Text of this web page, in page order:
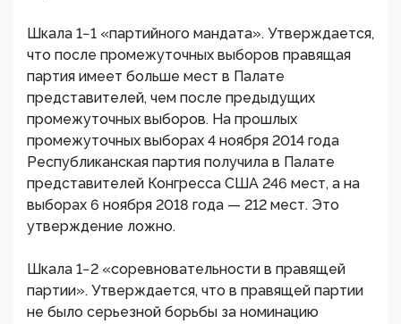
Шкала 1−1 «партийного мандата». Утверждается,
что после промежуточных выборов правящая
партия имеет больше мест в Палате
представителей, чем после предыдущих
промежуточных выборов. На прошлых
промежуточных выборах 4 ноября 2014 года
Республиканская партия получила в Палате
представителей Конгресса США 246 мест, а на
выборах 6 ноября 2018 года — 212 мест. Это
утверждение ложно.
Шкала 1−2 «соревновательности в правящей
партии». Утверждается, что в правящей партии
не было серьезной борьбы за номинацию